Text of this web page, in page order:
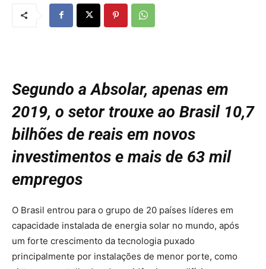
Segundo a Absolar, apenas em
2019, o setor trouxe ao Brasil 10,7
bilhões de reais em novos
investimentos e mais de 63 mil
empregos
O Brasil entrou para o grupo de 20 países líderes em
capacidade instalada de energia solar no mundo, após
um forte crescimento da tecnologia puxado
principalmente por instalações de menor porte, como